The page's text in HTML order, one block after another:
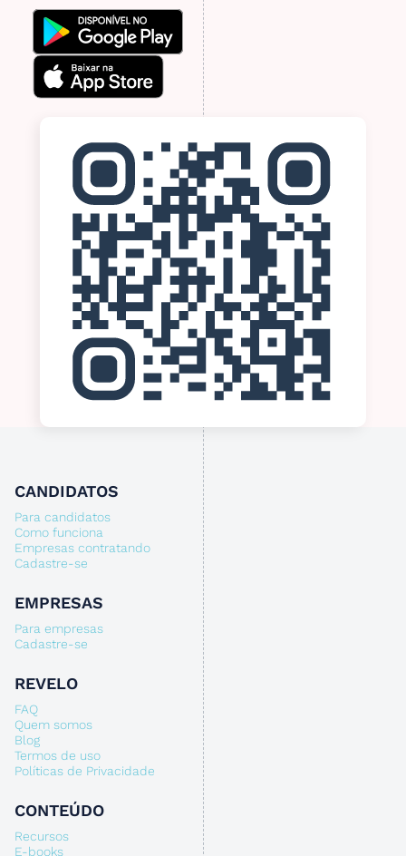
CANDIDATOS
Para candidatos
Como funciona
Empresas contratando
Cadastre-se
EMPRESAS
Para empresas
Cadastre-se
REVELO
FAQ
Quem somos
Blog
Termos de uso
Políticas de Privacidade
CONTEÚDO
Recursos
E-books